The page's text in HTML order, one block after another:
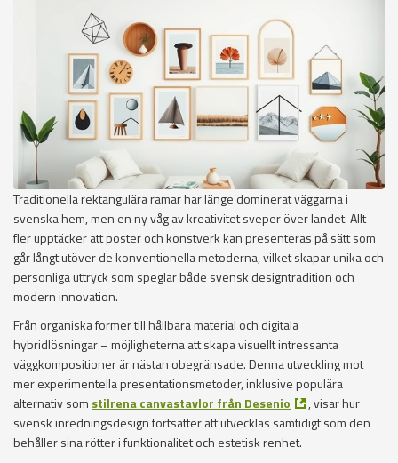
Traditionella rektangulära ramar har länge dominerat väggarna i
svenska hem, men en ny våg av kreativitet sveper över landet. Allt
fler upptäcker att poster och konstverk kan presenteras på sätt som
går långt utöver de konventionella metoderna, vilket skapar unika och
personliga uttryck som speglar både svensk designtradition och
modern innovation.
Från organiska former till hållbara material och digitala
hybridlösningar – möjligheterna att skapa visuellt intressanta
väggkompositioner är nästan obegränsade. Denna utveckling mot
mer experimentella presentationsmetoder, inklusive populära
alternativ som stilrena canvastavlor från Desenio
, visar hur
svensk inredningsdesign fortsätter att utvecklas samtidigt som den
behåller sina rötter i funktionalitet och estetisk renhet.